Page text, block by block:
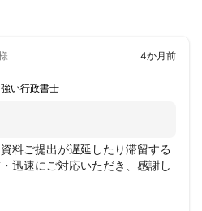
い行政書士
4か月前
料ご提出が遅延したり滞留する
迅速にご対応いただき、感謝し